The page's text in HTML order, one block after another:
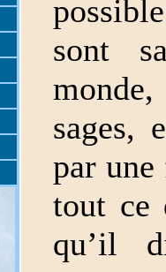
sont
sages,
par
tout ce
qu’il